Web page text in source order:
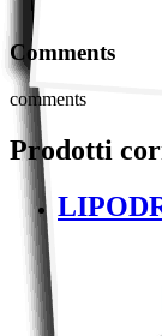
Comments
comments
Prodotti